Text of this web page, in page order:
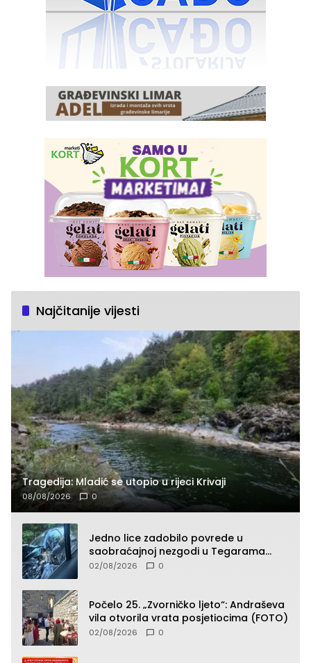
Najčitanije vijesti
Tragedija: Mladić se utopio u rijeci Krivaji
08/08/2026 0
Jedno lice zadobilo povrede u
saobraćajnoj nezgodi u Tegarama
(FOTO)
02/08/2026 0
Počelo 25. „Zvorničko ljeto“: Andraševa
vila otvorila vrata posjetiocima (FOTO)
02/08/2026 0